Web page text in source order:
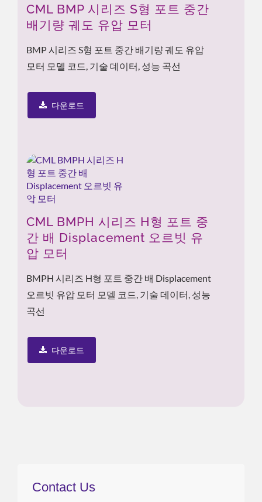
CML BMP 시리즈 S형 포트 중간
배기량 궤도 유압 모터
BMP 시리즈 S형 포트 중간 배기량 궤도 유압
모터 모델 코드, 기술 데이터, 성능 곡선
다운로드
CML BMPH 시리즈 H형 포트 중
간 배 Displacement 오르빗 유
압 모터
BMPH 시리즈 H형 포트 중간 배 Displacement
오르빗 유압 모터 모델 코드, 기술 데이터, 성능
곡선
다운로드